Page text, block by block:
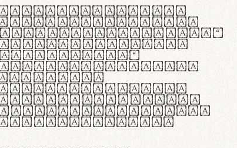
purus lacinia,
artisanalis
materia selecta—
butyrum
synthetics—
assuuntur. Duis
dolor in
in voluptate
dolore eu
pariatur. Fusce
lectus varius